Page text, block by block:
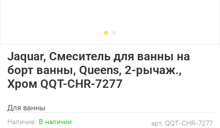
арт. QQT-CHR-7277
Наличие: В наличии
Jaquar, Смеситель для ванны на
борт ванны, Queens, 2-рычаж.,
Хром QQT-CHR-7277
Для ванны